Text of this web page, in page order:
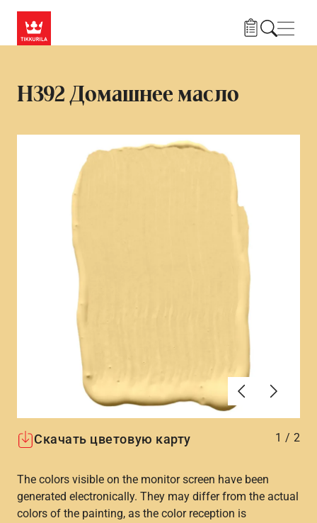
H392 Домашнее масло
АлдыңғыВперёд
Скачать цветовую карту 1 / 2
The colors visible on the monitor screen have been
generated electronically. They may differ from the actual
colors of the painting, as the color reception is